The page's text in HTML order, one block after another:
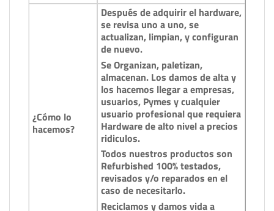
¿Cómo lo
hacemos?
Después de adquirir el hardware,
se revisa uno a uno, se
actualizan, limpian, y configuran
de nuevo.
Se Organizan, paletizan,
almacenan. Los damos de alta y
los hacemos llegar a empresas,
usuarios, Pymes y cualquier
usuario profesional que requiera
Hardware de alto nivel a precios
ridiculos.
Todos nuestros productos son
Refurbished 100% testados,
revisados y/o reparados en el
caso de necesitarlo.
Reciclamos y damos vida a